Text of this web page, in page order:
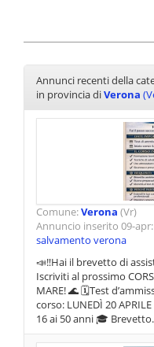
Annunci recenti della
in provincia diVerona
Comune:Verona (Vr)
Annuncio inserito 09-
salvamento verona
📣‼️Hai il brevetto di
Iscriviti al prossimo
MARE! 🌊 🗓️Test
corso: LUNEDÌ 20
16 ai 50 anni 🎓